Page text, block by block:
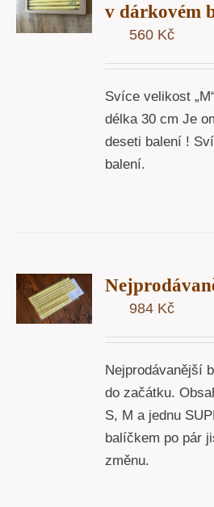
v dárkovém
560 Kč
Svíce velikost
délka 30 cm Je
deseti balení !
balení.
984 Kč
Nejprodávanější
do začátku.
S, M a jednu
balíčkem po pár
změnu.